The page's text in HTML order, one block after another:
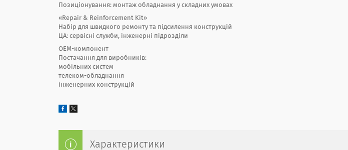
Позиціонування: монтаж обладнання у складних умовах
«Repair & Reinforcement Kit»
Набір для швидкого ремонту та підсилення конструкцій
ЦА: сервісні служби, інженерні підрозділи
OEM-компонент
Постачання для виробників:
мобільних систем
телеком-обладнання
інженерних конструкцій
Характеристики